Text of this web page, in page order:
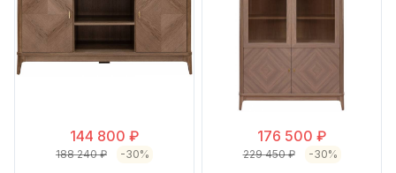
144 800 ₽
188 240 ₽ -30%
176 500 ₽
229 450 ₽ -30%